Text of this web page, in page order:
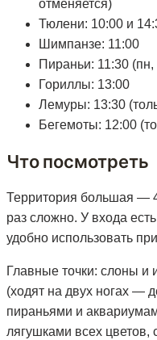
отменяется)
Тюлени: 10:00 и
Шимпанзе: 11:00
Пираньи: 11:30 (пн,
Гориллы: 13:00
Лемуры: 13:30
Бегемоты: 12:00
Что посмотреть
Территория большая —
раз сложно. У входа
удобно использовать
Главные точки: слоны и
(ходят на двух ногах —
пираньями и
лягушками всех